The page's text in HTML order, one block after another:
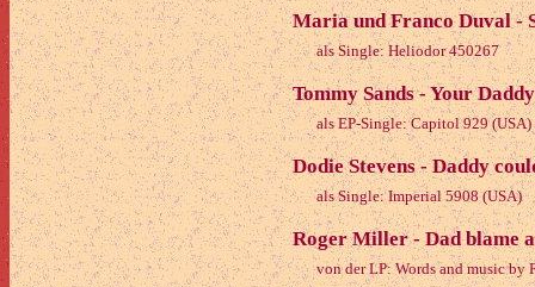
Maria und Franco Duval -
als Single: Heliodor 450267
Tommy Sands - Your
als EP-Single: Capitol 929 (USA)
Dodie Stevens - Daddy
als Single: Imperial 5908 (USA)
Roger Miller - Dad blame
von der LP: Words and music by